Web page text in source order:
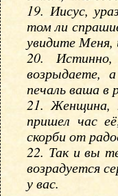
19. Иисус,
том ли
увидите Меня,
20.
возрыдаете,
печаль ваша в
21. Женщина,
пришел час
скорби от
22. Так и вы
возрадуется
у вас.